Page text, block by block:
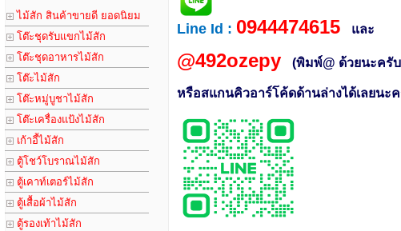
ไม้สัก สินค้าขายดี ยอดนิยม
โต๊ะชุดรับแขกไม้สัก
โต๊ะชุดอาหารไม้สัก
โต๊ะไม้สัก
โต๊ะหมู่บูชาไม้สัก
โต๊ะเครื่องแป้งไม้สัก
เก้าอี้ไม้สัก
ตู้โชว์โบราณไม้สัก
ตู้เคาท์เตอร์ไม้สัก
ตู้เสื้อผ้าไม้สัก
ตู้รองเท้าไม้สัก
Line Id : 0944474615 และ
@492ozepy (พิมพ์@ ด้วยนะครั
หรือสแกนคิวอาร์โค้ดด้านล่างได้เลยนะ